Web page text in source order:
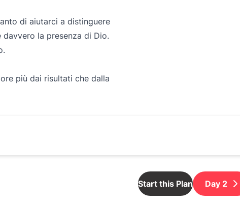
di aiutarci a distinguere
la presenza di Dio.
più dai risultati che dalla
Start this Plan Day 2